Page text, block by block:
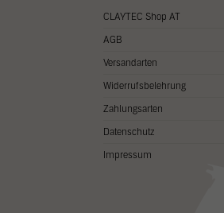
CLAYTEC Shop AT
AGB
Versandarten
Widerrufsbelehrung
Zahlungsarten
Datenschutz
Impressum